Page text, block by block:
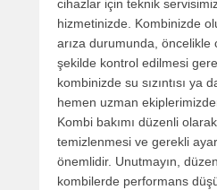
cihazlar için teknik
hizmetinizde. Kombinizde
arıza durumunda, öncelikle
şekilde kontrol edilmesi
kombinizde su sızıntısı ya
hemen uzman
Kombi bakımı düzenli
temizlenmesi ve gerekli
önemlidir. Unutmayın,
kombilerde performans